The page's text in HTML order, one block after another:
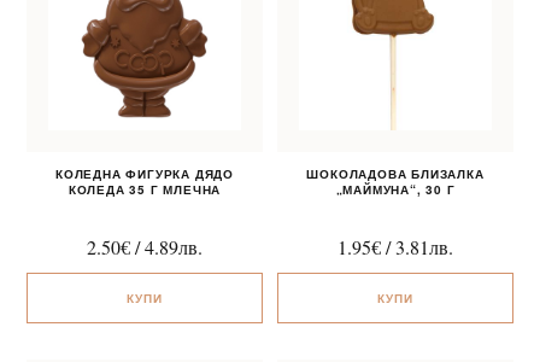
КОЛЕДНА ФИГУРКА ДЯДО
КОЛЕДА 35 Г МЛЕЧНА
2.50€/4.89лв.
КУПИ
ШОКОЛАДОВА БЛИЗАЛКА
„МАЙМУНА“, 30 Г
1.95€/3.81лв.
КУПИ